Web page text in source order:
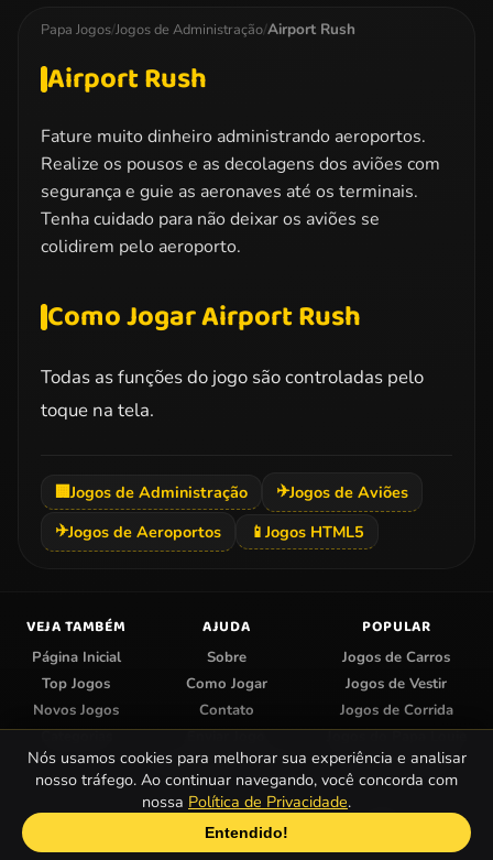
Papa Jogos/Jogos de Administração/Airport Rush
Airport Rush
Fature muito dinheiro administrando aeroportos.
Realize os pousos e as decolagens dos aviões com
segurança e guie as aeronaves até os terminais.
Tenha cuidado para não deixar os aviões se
colidirem pelo aeroporto.
Como Jogar Airport Rush
Todas as funções do jogo são controladas pelo
toque na tela.
🏢Jogos de Administração ✈️Jogos de Aviões
✈️Jogos de Aeroportos 📱 Jogos HTML5
VEJA TAMBÉM
Página Inicial
Top Jogos
Novos Jogos
AJUDA
Sobre
Como Jogar
Contato
Centro de Privacidade
POPULAR
Jogos de Carros
Jogos de Vestir
Jogos de Corrida
Jogos de Colorir
© 2026 Papa Jogos — Jogos Online Grátis.
Nós usamos cookies para melhorar sua experiência e analisar
nosso tráfego. Ao continuar navegando, você concorda com
nossa Política de Privacidade.
Entendido!